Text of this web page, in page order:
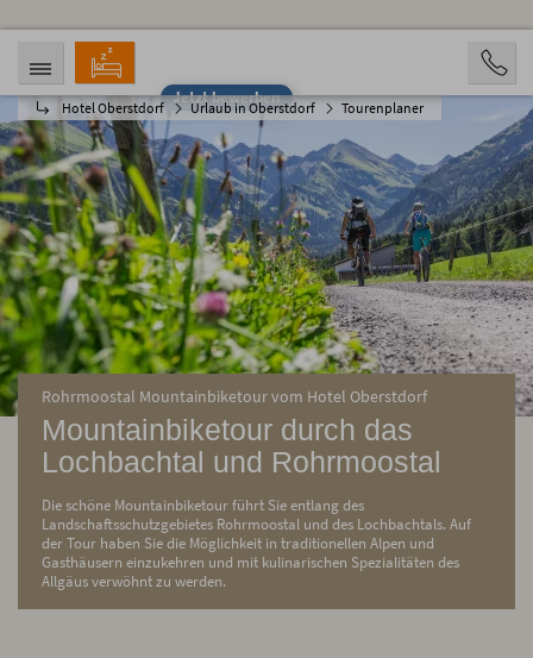
Jetzt bewerben
Hotel Oberstdorf Urlaub in Oberstdorf Tourenplaner
ANREISE
07.08.2026
ABREISE
12.08.2026
PERSONEN
2 Personen
BUCHEN
Rohrmoostal Mountainbiketour vom Hotel Oberstdorf
Mountainbiketour durch das
Lochbachtal und Rohrmoostal
Die schöne Mountainbiketour führt Sie entlang des
Landschaftsschutzgebietes Rohrmoostal und des Lochbachtals. Auf
der Tour haben Sie die Möglichkeit in traditionellen Alpen und
Gasthäusern einzukehren und mit kulinarischen Spezialitäten des
Allgäus verwöhnt zu werden.